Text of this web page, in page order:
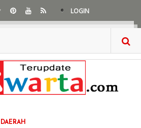
LOGIN
DAERAH